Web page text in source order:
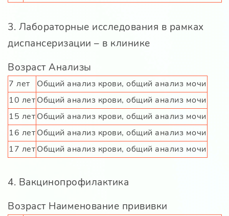
3. Лабораторные исследования в рамках
диспансеризации – в клинике
Возраст Анализы
7 лет
Общий анализ крови, общий анализ мочи
10 летОбщий анализ крови, общий анализ мочи
15 летОбщий анализ крови, общий анализ мочи
16 летОбщий анализ крови, общий анализ мочи
17 летОбщий анализ крови, общий анализ мочи
4. Вакцинопрофилактика
Возраст Наименование прививки